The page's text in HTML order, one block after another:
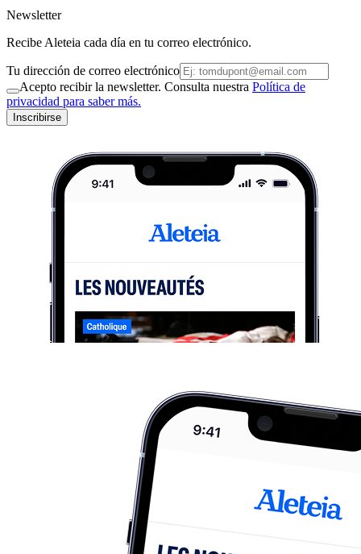
Newsletter
Recibe Aleteia cada día en tu correo electrónico.
Tu dirección de correo electrónico
Acepto recibir la newsletter. Consulta nuestra Política de
privacidad para saber más.
Inscribirse